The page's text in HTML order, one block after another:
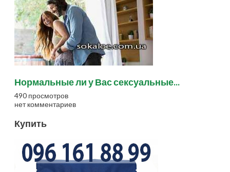
Нормальные ли у Вас сексуальные...
490 просмотров
нет комментариев
Купить